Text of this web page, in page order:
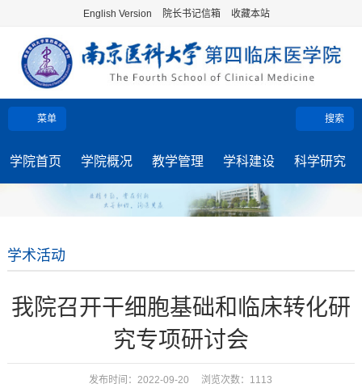
English Version 院长书记信箱 收藏本站
菜单 搜索
学院首页 学院概况 教学管理 学科建设 科学研究
学术活动
我院召开干细胞基础和临床转化研
究专项研讨会
发布时间：2022-09-20 浏览次数： 1113